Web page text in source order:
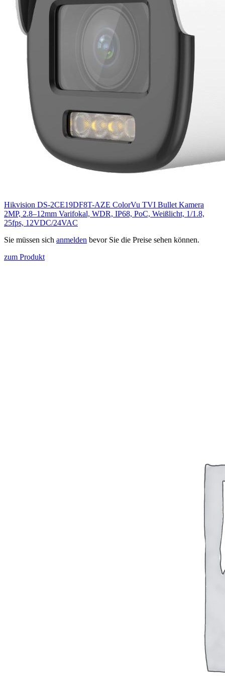
Hikvision DS-2CE19DF8T-AZE ColorVu TVI Bullet Kamera
2MP, 2.8–12mm Varifokal, WDR, IP68, PoC, Weißlicht, 1/1.8,
25fps, 12VDC/24VAC
Sie müssen sich anmelden bevor Sie die Preise sehen können.
zum Produkt